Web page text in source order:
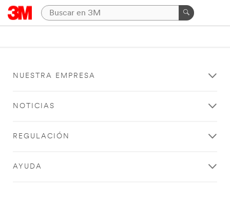
NUESTRA EMPRESA
NOTICIAS
REGULACIÓN
AYUDA